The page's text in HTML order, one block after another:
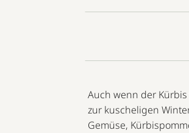
Auch wenn der
zur kuscheligen
Gemüse,